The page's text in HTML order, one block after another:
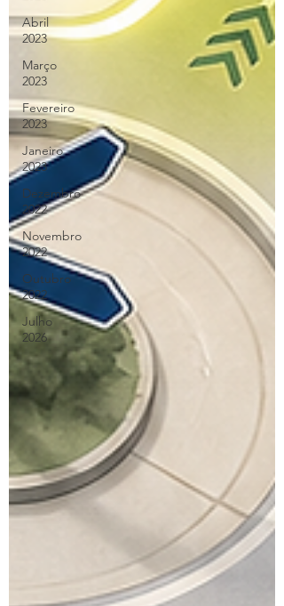
Abril
2023
Março
2023
Fevereiro
2023
Janeiro
2023
Dezembro
2022
Novembro
2022
Outubro
2022
Julho
2026